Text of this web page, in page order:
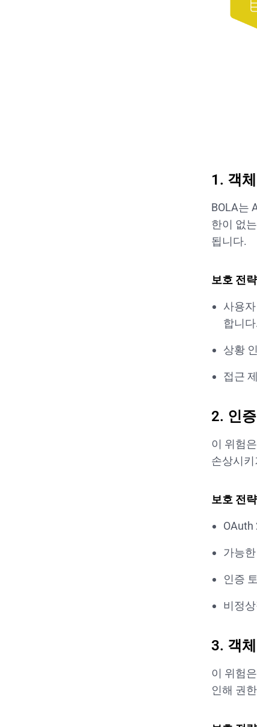
1. 객
BOLA는
한이 없
됩니다.
보호 전략
사용
합니다.
상황
접근
2. 인
이 위험
손상시
보호 전략
OAuth
가능
인증
비정
3. 객
이 위험
인해 권